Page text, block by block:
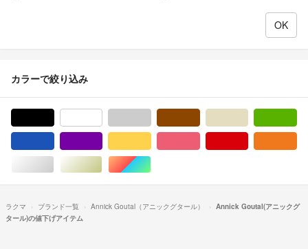
カラーで絞り込み
シルバー/銀色系ゴールド/金色系マルチカラー
ラクマ ブランド一覧 Annick Goutal（アニックグタール）
Annick Goutal(アニックグ
タール)の値下げアイテム